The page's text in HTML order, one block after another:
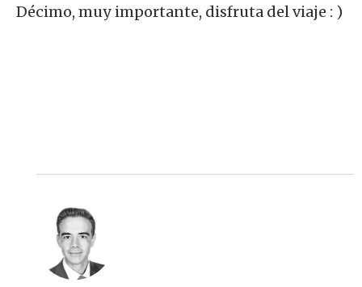
Décimo, muy importante, disfruta del viaje : )